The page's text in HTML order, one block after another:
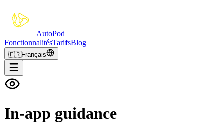
AutoPod
FonctionnalitésTarifsBlog
🇫🇷Français
In-app guidance